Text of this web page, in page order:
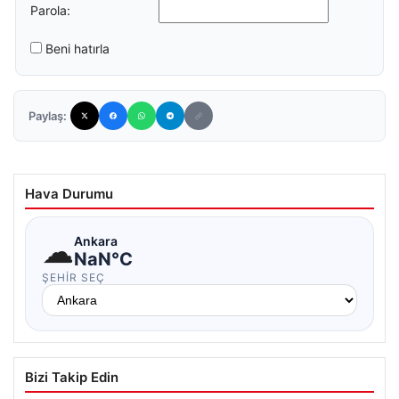
Parola:
Beni hatırla
Paylaş:
Hava Durumu
☁Ankara
NaN°C
ŞEHIR SEÇ
Bizi Takip Edin